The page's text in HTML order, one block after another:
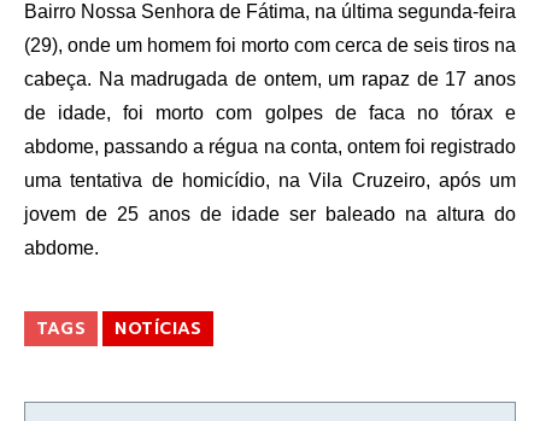
Bairro Nossa Senhora de Fátima, na última segunda-feira
(29), onde um homem foi morto com cerca de seis tiros na
cabeça. Na madrugada de ontem, um rapaz de 17 anos
de idade, foi morto com golpes de faca no tórax e
abdome, passando a régua na conta, ontem foi registrado
uma tentativa de homicídio, na Vila Cruzeiro, após um
jovem de 25 anos de idade ser baleado na altura do
abdome.
TAGS NOTÍCIAS